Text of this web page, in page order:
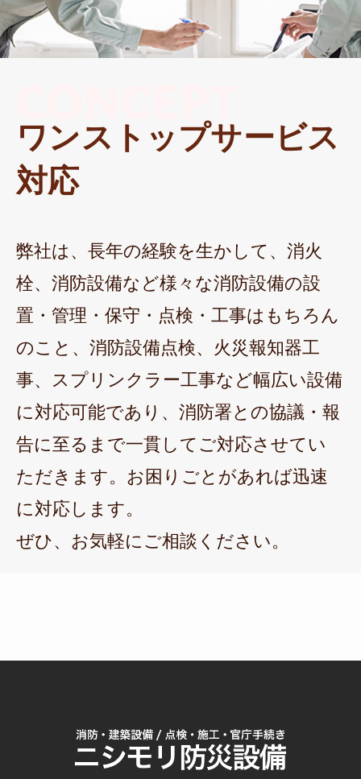
ワンストップサービス
対応
弊社は、長年の経験を生かして、消火
栓、消防設備など様々な消防設備の設
置・管理・保守・点検・工事はもちろん
のこと、消防設備点検、火災報知器工
事、スプリンクラー工事など幅広い設備
に対応可能であり、消防署との協議・報
告に至るまで一貫してご対応させてい
ただきます。お困りごとがあれば迅速
に対応します。
ぜひ、お気軽にご相談ください。